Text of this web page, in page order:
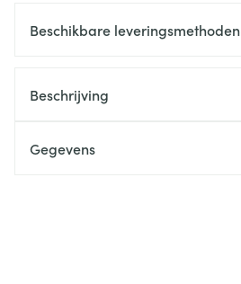
Beschikbare leveringsmethoden
Beschrijving
Gegevens